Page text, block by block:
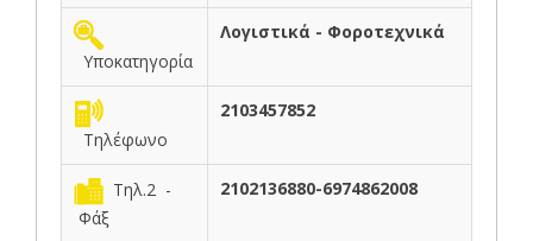
Υποκατηγορία
Λογιστικά - Φοροτεχνικά
Τηλέφωνο
2103457852
Τηλ.2 -
Φάξ
2102136880-6974862008